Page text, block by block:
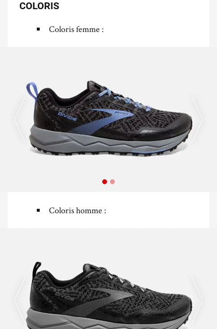
COLORIS
Coloris femme :
Coloris homme :